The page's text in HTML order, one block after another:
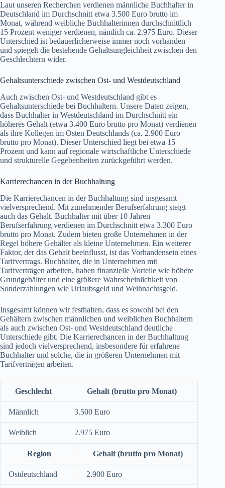
Laut unseren Recherchen verdienen männliche Buchhalter in
Deutschland im Durchschnitt etwa 3.500 Euro brutto im
Monat, während weibliche Buchhalterinnen durchschnittlich
15 Prozent weniger verdienen, nämlich ca. 2.975 Euro. Dieser
Unterschied ist bedauerlicherweise immer noch vorhanden
und spiegelt die bestehende Gehaltsungleichheit zwischen den
Geschlechtern wider.
Gehaltsunterschiede zwischen Ost- und Westdeutschland
Auch zwischen Ost- und Westdeutschland gibt es
Gehaltsunterschiede bei Buchhaltern. Unsere Daten zeigen,
dass Buchhalter in Westdeutschland im Durchschnitt ein
höheres Gehalt (etwa 3.400 Euro brutto pro Monat) verdienen
als ihre Kollegen im Osten Deutschlands (ca. 2.900 Euro
brutto pro Monat). Dieser Unterschied liegt bei etwa 15
Prozent und kann auf regionale wirtschaftliche Unterschiede
und strukturelle Gegebenheiten zurückgeführt werden.
Karrierechancen in der Buchhaltung
Die Karrierechancen in der Buchhaltung sind insgesamt
vielversprechend. Mit zunehmender Berufserfahrung steigt
auch das Gehalt. Buchhalter mit über 10 Jahren
Berufserfahrung verdienen im Durchschnitt etwa 3.300 Euro
brutto pro Monat. Zudem bieten große Unternehmen in der
Regel höhere Gehälter als kleine Unternehmen. Ein weiterer
Faktor, der das Gehalt beeinflusst, ist das Vorhandensein eines
Tarifvertrags. Buchhalter, die in Unternehmen mit
Tarifverträgen arbeiten, haben finanzielle Vorteile wie höhere
Grundgehälter und eine größere Wahrscheinlichkeit von
Sonderzahlungen wie Urlaubsgeld und Weihnachtsgeld.
Insgesamt können wir festhalten, dass es sowohl bei den
Gehältern zwischen männlichen und weiblichen Buchhaltern
als auch zwischen Ost- und Westdeutschland deutliche
Unterschiede gibt. Die Karrierechancen in der Buchhaltung
sind jedoch vielversprechend, insbesondere für erfahrene
Buchhalter und solche, die in größeren Unternehmen mit
Tarifverträgen arbeiten.
Geschlecht Gehalt (brutto pro Monat)
Männlich 3.500 Euro
Weiblich 2.975 Euro
Region Gehalt (brutto pro Monat)
Ostdeutschland 2.900 Euro